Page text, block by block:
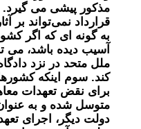
مذکور پیشی می گیرد.
قرارداد نمی‌تواند بر
به گونه ای که اگر
آسیب دیده باشد، می
ملل متحد در نزد
کند. سوم اینکه
برای نقض تعهدات
متوسل شده و به
دولت دیگر، اجرای